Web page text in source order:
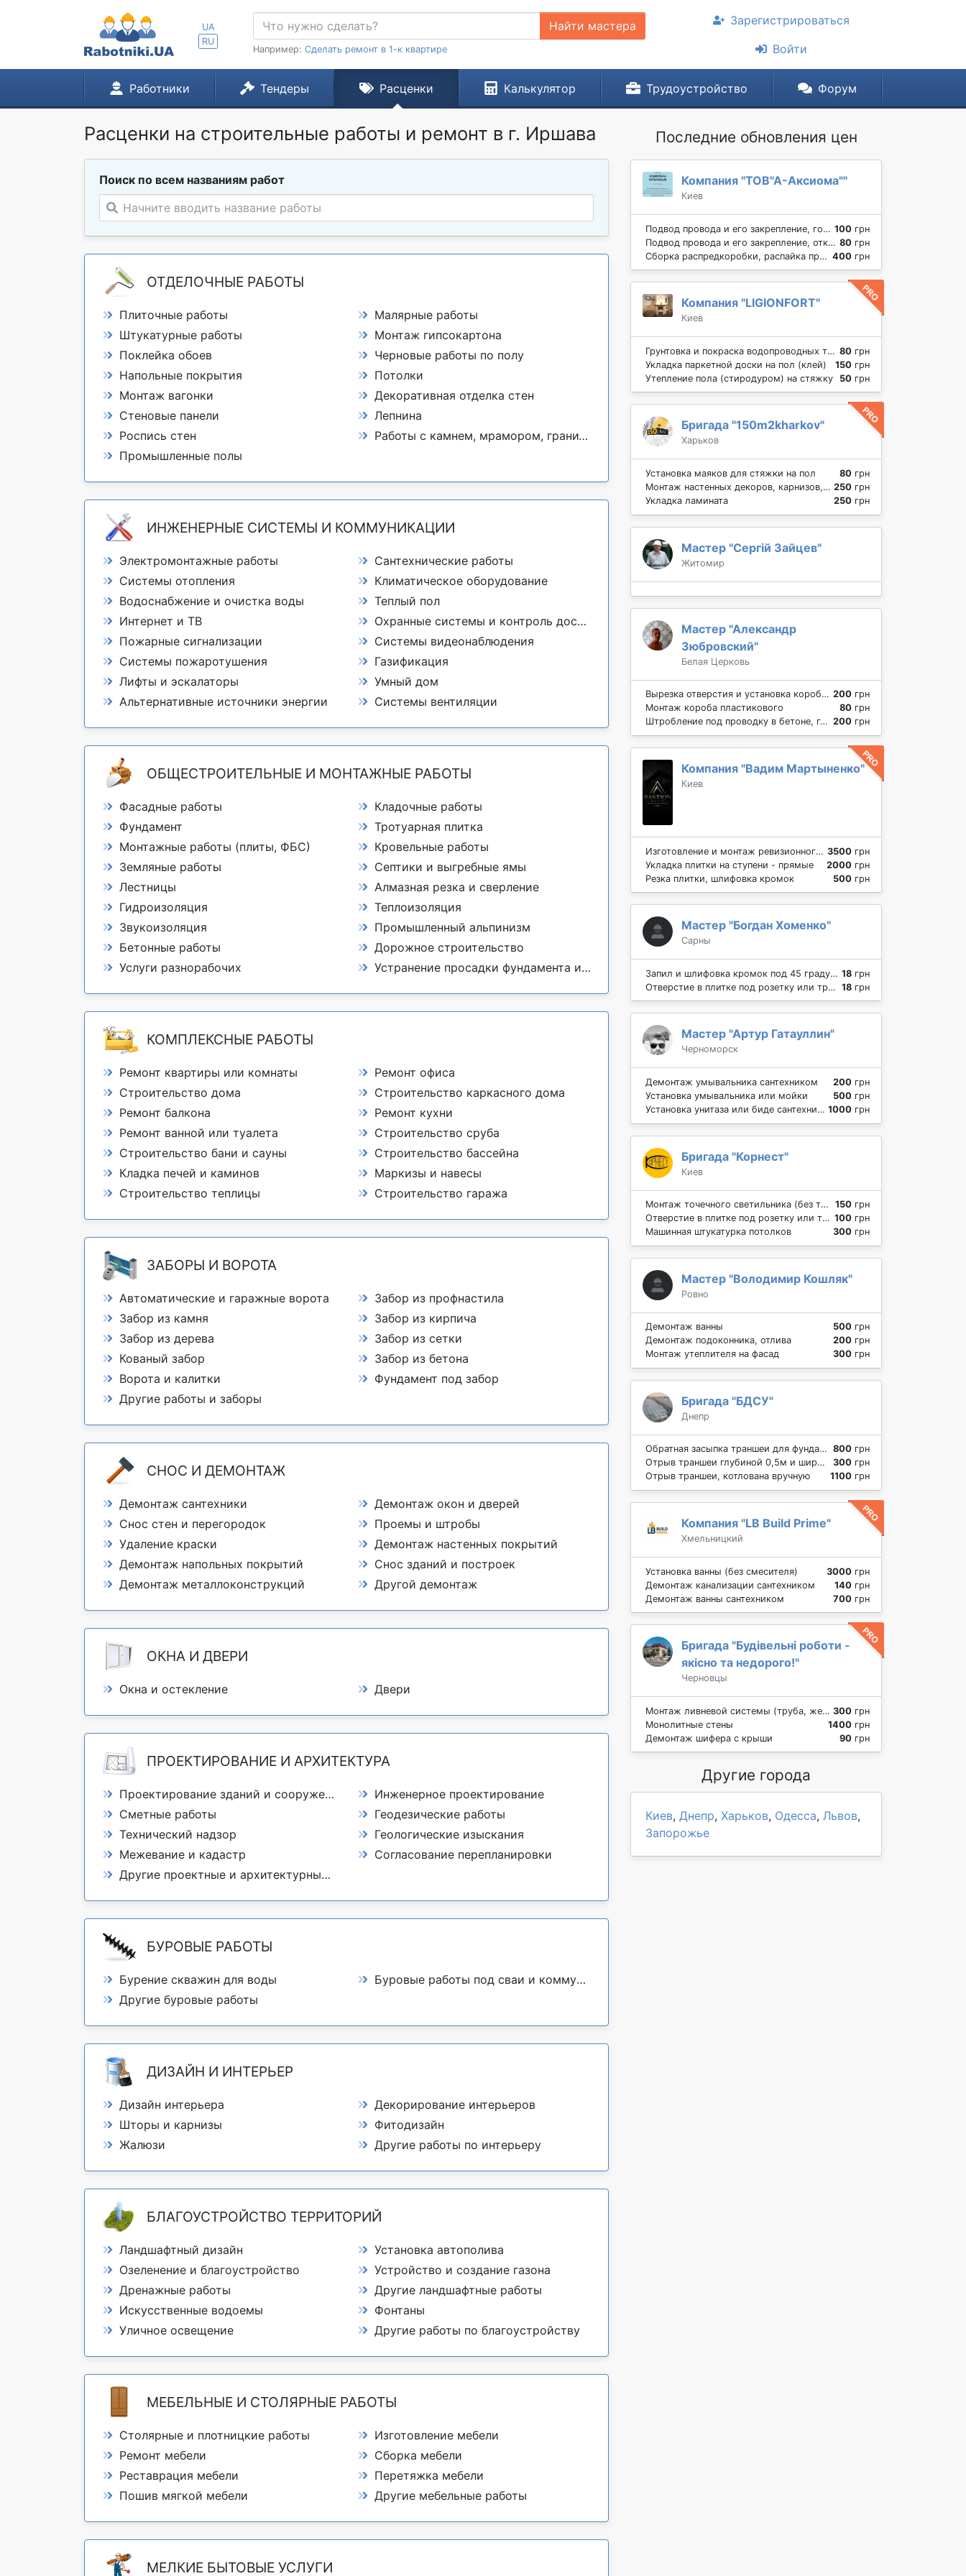
UA
RU
Найти мастера
Например: Сделать ремонт в 1-к квартире
Зарегистрироваться
Войти
Работники Тендеры Расценки Калькулятор Трудоустройство Форум
Расценки на строительные работы и ремонт в г. Иршавa
Поиск по всем названиям работ
Начните вводить название работы
ОТДЕЛОЧНЫЕ РАБОТЫ
Плиточные работы
Малярные работы
Штукатурные работы
Монтаж гипсокартона
Поклейка обоев
Черновые работы по полу
Напольные покрытия
Потолки
Монтаж вагонки
Декоративная отделка стен
Стеновые панели
Лепнина
Роспись стен
Работы с камнем, мрамором, гранитом
Промышленные полы
ИНЖЕНЕРНЫЕ СИСТЕМЫ И КОММУНИКАЦИИ
Электромонтажные работы
Сантехнические работы
Системы отопления
Климатическое оборудование
Водоснабжение и очистка воды
Теплый пол
Интернет и ТВ
Охранные системы и контроль доступа
Пожарные сигнализации
Системы видеонаблюдения
Системы пожаротушения
Газификация
Лифты и эскалаторы
Умный дом
Альтернативные источники энергии
Системы вентиляции
ОБЩЕСТРОИТЕЛЬНЫЕ И МОНТАЖНЫЕ РАБОТЫ
Фасадные работы
Кладочные работы
Фундамент
Тротуарная плитка
Монтажные работы (плиты, ФБС)
Кровельные работы
Земляные работы
Септики и выгребные ямы
Лестницы
Алмазная резка и сверление
Гидроизоляция
Теплоизоляция
Звукоизоляция
Промышленный альпинизм
Бетонные работы
Дорожное строительство
Услуги разнорабочих
Устранение просадки фундамента и пола
КОМПЛЕКСНЫЕ РАБОТЫ
Ремонт квартиры или комнаты
Ремонт офиса
Строительство дома
Строительство каркасного дома
Ремонт балкона
Ремонт кухни
Ремонт ванной или туалета
Строительство сруба
Строительство бани и сауны
Строительство бассейна
Кладка печей и каминов
Маркизы и навесы
Строительство теплицы
Строительство гаража
ЗАБОРЫ И ВОРОТА
Автоматические и гаражные ворота
Забор из профнастила
Забор из камня
Забор из кирпича
Забор из дерева
Забор из сетки
Кованый забор
Забор из бетона
Ворота и калитки
Фундамент под забор
Другие работы и заборы
СНОС И ДЕМОНТАЖ
Демонтаж сантехники
Демонтаж окон и дверей
Снос стен и перегородок
Проемы и штробы
Удаление краски
Демонтаж настенных покрытий
Демонтаж напольных покрытий
Снос зданий и построек
Демонтаж металлоконструкций
Другой демонтаж
ОКНА И ДВЕРИ
Окна и остекление Двери
ПРОЕКТИРОВАНИЕ И АРХИТЕКТУРА
Проектирование зданий и сооружений
Инженерное проектирование
Сметные работы
Геодезические работы
Технический надзор
Геологические изыскания
Межевание и кадастр
Согласование перепланировки
Другие проектные и архитектурные работы
БУРОВЫЕ РАБОТЫ
Бурение скважин для воды
Буровые работы под сваи и коммуникации
Другие буровые работы
ДИЗАЙН И ИНТЕРЬЕР
Дизайн интерьера
Декорирование интерьеров
Шторы и карнизы
Фитодизайн
Жалюзи
Другие работы по интерьеру
БЛАГОУСТРОЙСТВО ТЕРРИТОРИЙ
Ландшафтный дизайн
Установка автополива
Озеленение и благоустройство
Устройство и создание газона
Дренажные работы
Другие ландшафтные работы
Искусственные водоемы
Фонтаны
Уличное освещение
Другие работы по благоустройству
МЕБЕЛЬНЫЕ И СТОЛЯРНЫЕ РАБОТЫ
Столярные и плотницкие работы
Изготовление мебели
Ремонт мебели
Сборка мебели
Реставрация мебели
Перетяжка мебели
Пошив мягкой мебели
Другие мебельные работы
МЕЛКИЕ БЫТОВЫЕ УСЛУГИ
Последние обновления цен
Компания "ТОВ"А-Аксиома""
Киев
Подвод провода и его закрепление, гофротруба и т.п. 100 грн
Подвод провода и его закрепление, открытая проводка 80 грн
Сборка распредкоробки, распайка проводов 400 грн
Компания "LIGIONFORT"
Киев
Грунтовка и покраска водопроводных труб 80 грн
Укладка паркетной доски на пол (клей)
150 грн
Утепление пола (стиродуром) на стяжку
50 грн
Бригада "150m2kharkov"
Харьков
Установка маяков для стяжки на пол 80 грн
Монтаж настенных декоров, карнизов, молдингов из полиуретана 250 грн
Укладка ламината
250 грн
Мастер "Сергій Зайцев"
Житомир
Мастер "Александр
Зюбровский"
Белая Церковь
Вырезка отверстия и установка коробки (кирпич) 200 грн
Монтаж короба пластикового
80 грн
Штробление под проводку в бетоне, глубина штробы 2 см 200 грн
Компания "Вадим Мартыненко"
Киев
Изготовление и монтаж ревизионного люка из плитки на магнитах 3500 грн
Укладка плитки на ступени - прямые
2000 грн
Резка плитки, шлифовка кромок
500 грн
Мастер "Богдан Хоменко"
Сарны
Запил и шлифовка кромок под 45 градусов 18 грн
Отверстие в плитке под розетку или трубу 18 грн
Мастер "Артур Гатауллин"
Черноморск
Демонтаж умывальника сантехником 200 грн
Установка умывальника или мойки
500 грн
Установка унитаза или биде сантехником 1000 грн
Бригада "Корнест"
Киев
Монтаж точечного светильника (без трансформатора) 150 грн
Отверстие в плитке под розетку или трубу 100 грн
Машинная штукатурка потолков
300 грн
Мастер "Володимир Кошляк"
Ровно
Демонтаж ванны 500 грн
Демонтаж подоконника, отлива
200 грн
Монтаж утеплителя на фасад
300 грн
Бригада "БДСУ"
Днепр
Обратная засыпка траншеи для фундамента 800 грн
Отрыв траншеи глубиной 0,5м и шириной 35см
300 грн
Отрыв траншеи, котлована вручную
1100 грн
Компания "LB Build Prime"
Хмельницкий
Установка ванны (без смесителя) 3000 грн
Демонтаж канализации сантехником
140 грн
Демонтаж ванны сантехником
700 грн
Бригада "Будівельні роботи -
якісно та недорого!"
Черновцы
Монтаж ливневой системы (труба, желоб) 300 грн
Монолитные стены
1400 грн
Демонтаж шифера с крыши
90 грн
Другие города
Киев, Днепр, Харьков, Одесса, Львов,
Запорожье